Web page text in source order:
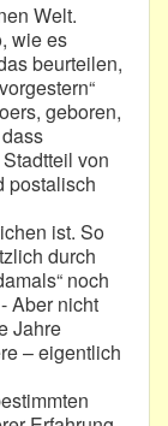
Welt.
wie es
beurteilen,
geboren,
von
postalisch
ist. So
durch
noch
Aber nicht
Jahre
– eigentlich